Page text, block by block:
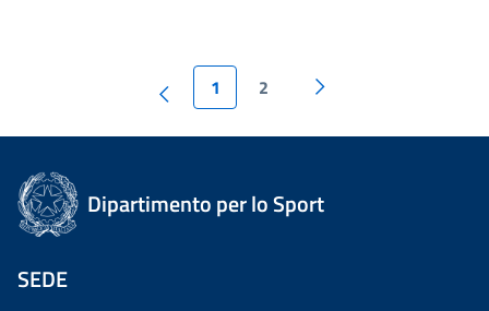
1 2
Dipartimento per lo Sport
SEDE